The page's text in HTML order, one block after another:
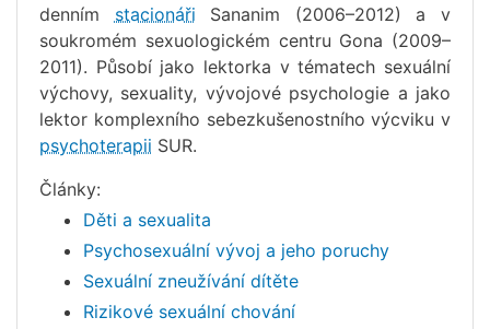
denním stacionáři Sananim (2006–2012) a v
soukromém sexuologickém centru Gona (2009–
2011). Působí jako lektorka v tématech sexuální
výchovy, sexuality, vývojové psychologie a jako
lektor komplexního sebezkušenostního výcviku v
psychoterapii SUR.
Články:
Děti a sexualita
Psychosexuální vývoj a jeho poruchy
Sexuální zneužívání dítěte
Rizikové sexuální chování